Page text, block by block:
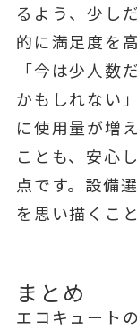
るよう、少し
的に満足度を
「今は少人数
かもしれない
に使用量が増
ことも、安心
点です。設備
を思い描くこ
まとめ
エコキュート